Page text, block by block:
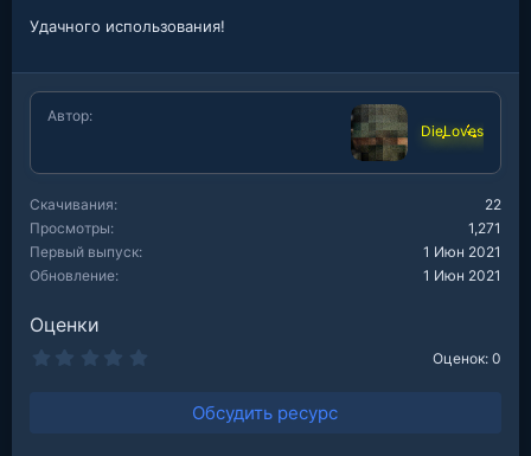
Удачного использования!
Автор
DieLoves
Скачивания
22
Просмотры
1,271
Первый выпуск
1 Июн 2021
Обновление
1 Июн 2021
Оценки
Оценок: 0
Обсудить ресурс